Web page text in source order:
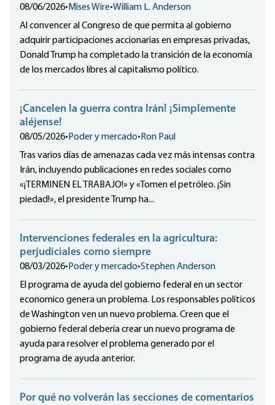
08/06/2026• Mises Wire•William L. Anderson
Al convencer al Congreso de que permita al gobierno
adquirir participaciones accionarias en empresas privadas,
Donald Trump ha completado la transición de la economía
de los mercados libres al capitalismo político.
¡Cancelen la guerra contra Irán! ¡Simplemente
aléjense!
08/05/2026• Poder y mercado• Ron Paul
Tras varios días de amenazas cada vez más intensas contra
Irán, incluyendo publicaciones en redes sociales como
«¡TERMINEN EL TRABAJO!» y «Tomen el petróleo. ¡Sin
piedad!», el presidente Trump ha...
Intervenciones federales en la agricultura:
perjudiciales como siempre
08/03/2026• Poder y mercado•Stephen Anderson
El programa de ayuda del gobierno federal en un sector
economico genera un problema. Los responsables políticos
de Washington ven un nuevo problema. Creen que el
gobierno federal debería crear un nuevo programa de
ayuda para resolver el problema generado por el
programa de ayuda anterior.
Por qué no volverán las secciones de comentarios